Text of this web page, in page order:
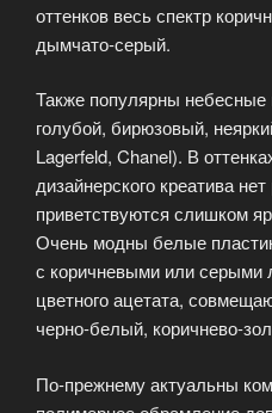
оттенков весь спектр
дымчато-серый.
Также популярны
голубой, бирюзовый,
Lagerfeld, Chanel). В
дизайнерского креатива
приветствуются слишком
Очень модны белые
с коричневыми или серыми
цветного ацетата,
черно-белый, коричнево-
По-прежнему актуальны